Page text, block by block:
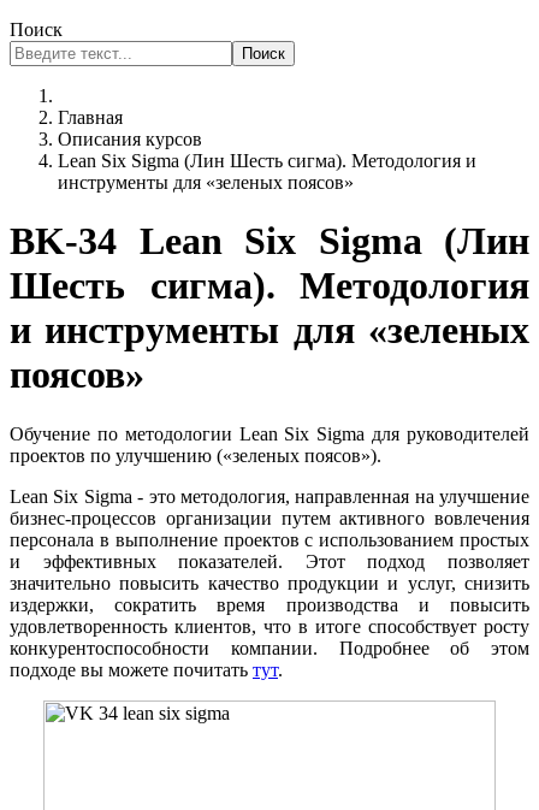
Поиск
Поиск
Главная
Описания курсов
Lean Six Sigma (Лин Шесть сигма). Методология и
инструменты для «зеленых поясов»
ВK-34 Lean Six Sigma (Лин
Шесть сигма). Методология
и инструменты для «зеленых
поясов»
Обучение по методологии Lean Six Sigma для руководителей
проектов по улучшению («зеленых поясов»).
Lean Six Sigma - это методология, направленная на улучшение
бизнес-процессов организации путем активного вовлечения
персонала в выполнение проектов с использованием простых
и эффективных показателей. Этот подход позволяет
значительно повысить качество продукции и услуг, снизить
издержки, сократить время производства и повысить
удовлетворенность клиентов, что в итоге способствует росту
конкурентоспособности компании. Подробнее об этом
подходе вы можете почитать тут.